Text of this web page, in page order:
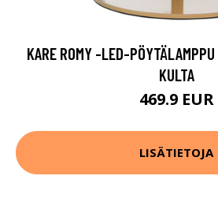
KARE ROMY -LED-
KULTA
469.9 EUR
LISÄTIETOJA